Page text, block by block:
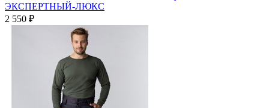
ЭКСПЕРТНЫЙ-ЛЮКС
2 550 ₽